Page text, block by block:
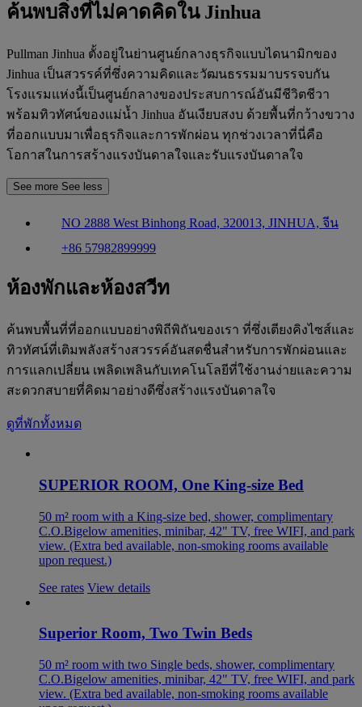
ค้นพบสิ่งที่ไม่คาดคิดใน Jinhua
Pullman Jinhua ตั้งอยู่ในย่านศูนย์กลางธุรกิจแบบไดนามิกของ
Jinhua เป็นสวรรค์ที่ซึ่งความคิดและวัฒนธรรมมาบรรจบกัน
โรงแรมแห่งนี้เป็นศูนย์กลางของประสบการณ์อันมีชีวิตชีวา
พร้อมทิวทัศน์ของแม่น้ำ Jinhua อันเงียบสงบ ด้วยพื้นที่กว้างขวาง
ที่ออกแบบมาเพื่อธุรกิจและการพักผ่อน ทุกช่วงเวลาที่นี่คือ
โอกาสในการสร้างแรงบันดาลใจและรับแรงบันดาลใจ
See more See less
NO 2888 West Binhong Road, 320013, JINHUA, จีน
+86 57982899999
ห้องพักและห้องสวีท
ค้นพบพื้นที่ที่ออกแบบอย่างพิถีพิถันของเรา ที่ซึ่งเตียงคิงไซส์และ
ทิวทัศน์ที่เติมพลังสร้างสวรรค์อันสดชื่นสำหรับการพักผ่อนและ
การแลกเปลี่ยน เพลิดเพลินกับเทคโนโลยีที่ใช้งานง่ายและความ
สะดวกสบายที่คิดมาอย่างดีซึ่งสร้างแรงบันดาลใจ
ดูที่พักทั้งหมด
SUPERIOR ROOM, One King-size Bed
50 m² room with a King-size bed, shower, complimentary
C.O.Bigelow amenities, minibar, 42" TV, free WIFI, and park
view. (Extra bed available, non-smoking rooms available
upon request.)
See rates View details
Superior Room, Two Twin Beds
50 m² room with two Single beds, shower, complimentary
C.O.Bigelow amenities, minibar, 42" TV, free WIFI, and park
view. (Extra bed available, non-smoking rooms available